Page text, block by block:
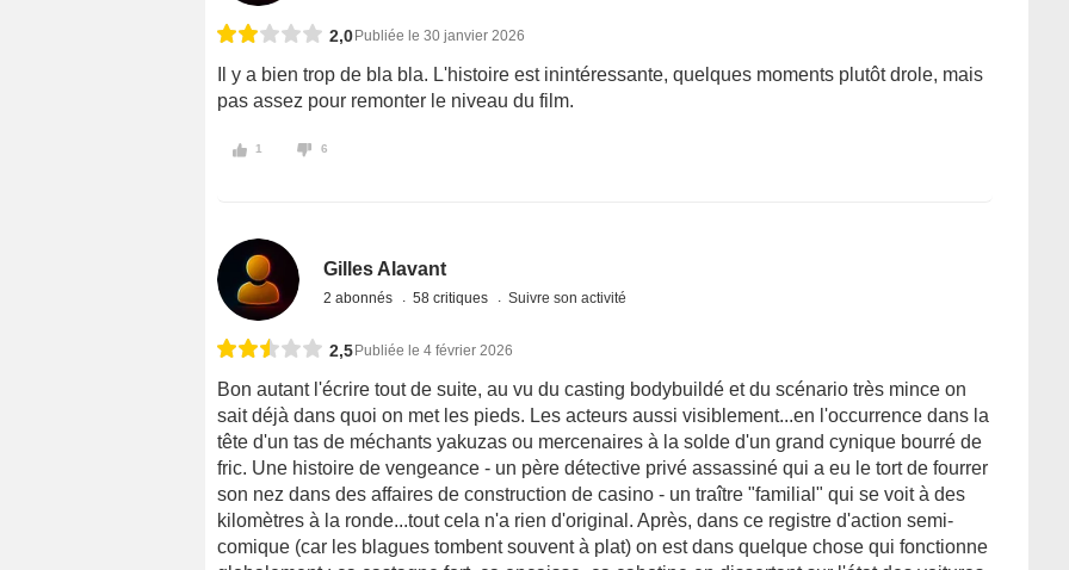
2,0 Publiée le 30 janvier 2026
Il y a bien trop de bla bla. L'histoire est inintéressante, quelques moments plutôt drole, mais
pas assez pour remonter le niveau du film.
1 6
Gilles Alavant
2 abonnés 58 critiques Suivre son activité
2,5 Publiée le 4 février 2026
Bon autant l'écrire tout de suite, au vu du casting bodybuildé et du scénario très mince on
sait déjà dans quoi on met les pieds. Les acteurs aussi visiblement...en l'occurrence dans la
tête d'un tas de méchants yakuzas ou mercenaires à la solde d'un grand cynique bourré de
fric. Une histoire de vengeance - un père détective privé assassiné qui a eu le tort de fourrer
son nez dans des affaires de construction de casino - un traître "familial" qui se voit à des
kilomètres à la ronde...tout cela n'a rien d'original. Après, dans ce registre d'action semi-
comique (car les blagues tombent souvent à plat) on est dans quelque chose qui fonctionne